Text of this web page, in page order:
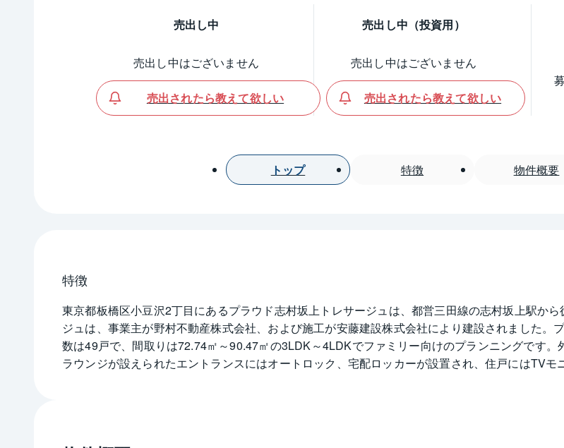
売出し中
売出し中はございません
売出されたら教えて欲しい
売出し中（投資用）
売出し中はございません
売出されたら教えて欲しい
トップ 特徴 物件概要
特徴
東京都板橋区小豆沢2丁目にあるプラウド志村坂上トレサージュは、都営三田線の志村坂上駅か
ジュは、事業主が野村不動産株式会社、および施工が安藤建設株式会社により建設されました
数は49戸で、間取りは72.74㎡～90.47㎡の3LDK～4LDKでファミリー向けのプランニングです
ラウンジが設えられたエントランスにはオートロック、宅配ロッカーが設置され、住戸にはTV